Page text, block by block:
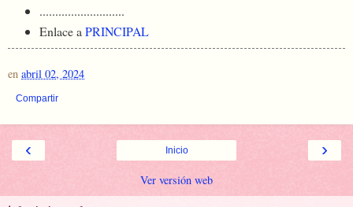
...........................
Enlace aPRINCIPAL
en abril 02, 2024
Compartir
‹ ›
Inicio
Ver versión web